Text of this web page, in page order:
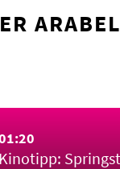
Kinotipp: